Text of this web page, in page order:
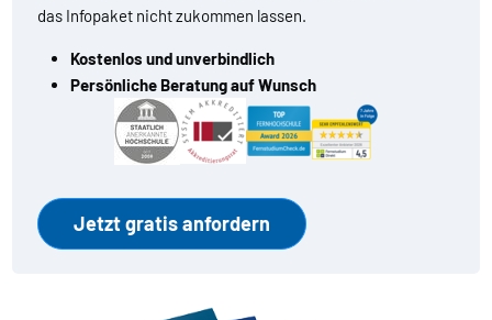
das Infopaket nicht zukommen lassen.
Kostenlos und unverbindlich
Persönliche Beratung auf Wunsch